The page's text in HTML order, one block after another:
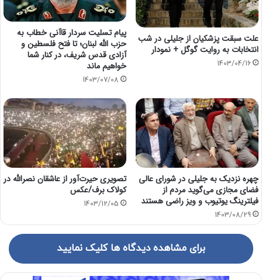
علت سبقت پزشکیان از جلیلی در شب
انتخابات به روایت گوگل + نمودار
1403/04/16
پیام تسلیت سردار قاآنی خطاب به
حزب الله لبنان؛ تا فتح فلسطین و
آزادی قدس شریف، در کنار شما
خواهیم ماند
1403/07/08
چهره نزدیک به جلیلی در شورای عالی
فضای مجازی می‌گوید مردم از
فیلترینگ یوتیوب و ویز راضی هستند
1403/08/29
تصویری حیرت‌آور از عاشقان نصرالله در
کولاک برف/عکس
1403/12/05
برای مشاهده دیدگاه ها کلیک نمایید